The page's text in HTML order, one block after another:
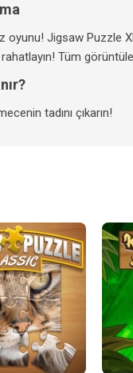
Jigsaw Puzzle
Tüm
tadını çıkarın!